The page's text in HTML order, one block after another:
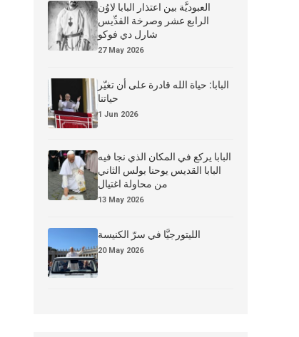
العبوديَّة بين اعتذار البابا لاوُن
الرابع عشر وصرخة القدِّيس
شارل دي فوكو
27 May 2026
البابا: حياة الله قادرة على أن تغيّر
حياتنا
1 Jun 2026
البابا يركع في المكان الذي نجا فيه
البابا القديس يوحنا بولس الثاني
من محاولة اغتيال
13 May 2026
الليتورجيَّا في سرّ الكنيسة
20 May 2026